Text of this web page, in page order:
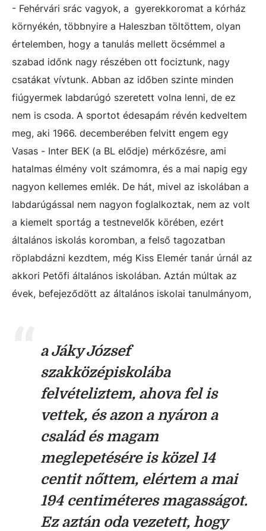
- Fehérvári srác vagyok, a gyerekkoromat a kórház
környékén, többnyire a Haleszban töltöttem, olyan
értelemben, hogy a tanulás mellett öcsémmel a
szabad időnk nagy részében ott fociztunk, nagy
csatákat vívtunk. Abban az időben szinte minden
fiúgyermek labdarúgó szeretett volna lenni, de ez
nem is csoda. A sportot édesapám révén kedveltem
meg, aki 1966. decemberében felvitt engem egy
Vasas - Inter BEK (a BL elődje) mérkőzésre, ami
hatalmas élmény volt számomra, és a mai napig egy
nagyon kellemes emlék. De hát, mivel az iskolában a
labdarúgással nem nagyon foglalkoztak, nem az volt
a kiemelt sportág a testnevelők körében, ezért
általános iskolás koromban, a felső tagozatban
röplabdázni kezdtem, még Kiss Elemér tanár úrnál az
akkori Petőfi általános iskolában. Aztán múltak az
évek, befejeződött az általános iskolai tanulmányom,
a Jáky József
szakközépiskolába
felvételiztem, ahova fel is
vettek, és azon a nyáron a
család és magam
meglepetésére is közel 14
centit nőttem, elértem a mai
194 centiméteres magasságot.
Ez aztán oda vezetett, hogy